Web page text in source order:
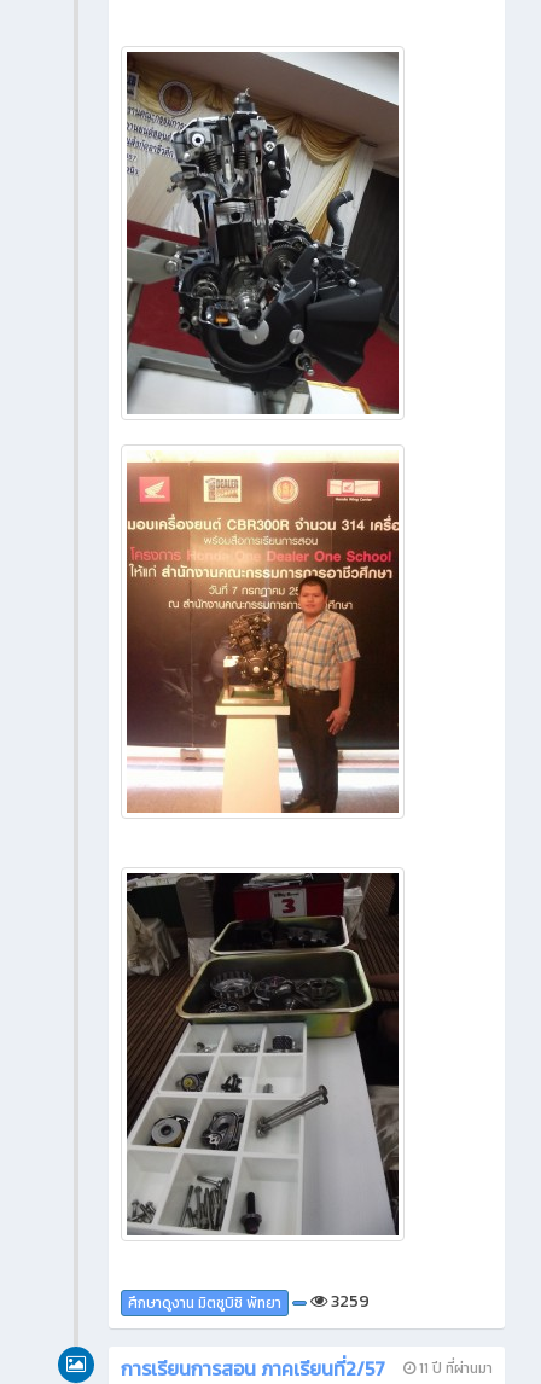
ศึกษาดูงาน มิตซูบิชิ พัทยา 3259
11 ปี ที่ผ่านมา
การเรียนการสอน ภาคเรียนที่2/57